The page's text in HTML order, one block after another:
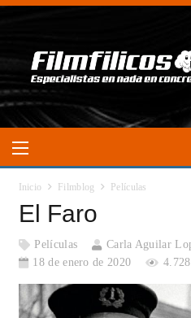
Inicio Filmblog Películas
El Faro
Películas
Carla Aguilar
18 de enero de 2020
4.728